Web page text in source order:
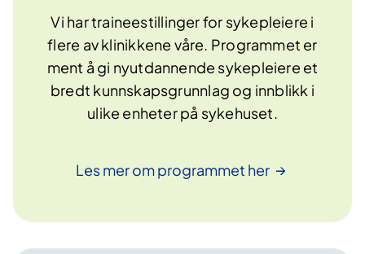
Vi har traineestillinger for sykepleiere i
flere av klinikkene våre. Programmet er
ment å gi nyutdannende sykepleiere et
bredt kunnskapsgrunnlag og innblikk i
ulike enheter på sykehuset.
Les mer om programmet her